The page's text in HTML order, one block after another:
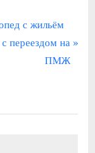
с жильём
переездом на
ПМЖ